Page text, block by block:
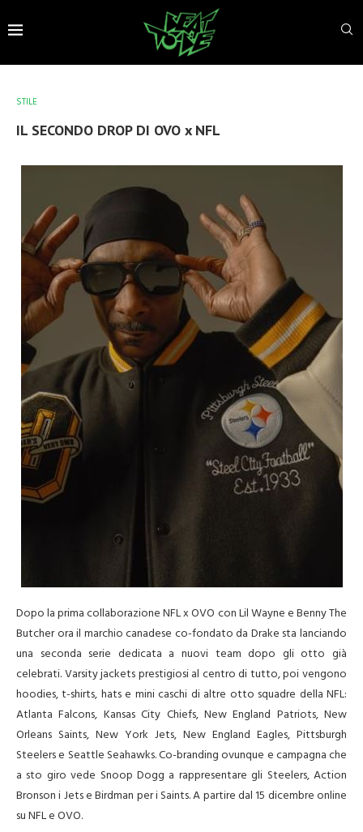
STILE
IL SECONDO DROP DI OVO x NFL
Dopo la prima collaborazione NFL x OVO con Lil Wayne e Benny The
Butcher ora il marchio canadese co-fondato da Drake sta lanciando
una seconda serie dedicata a nuovi team dopo gli otto già
celebrati. Varsity jackets prestigiosi al centro di tutto, poi vengono
hoodies, t-shirts, hats e mini caschi di altre otto squadre della NFL:
Atlanta Falcons, Kansas City Chiefs, New England Patriots, New
Orleans Saints, New York Jets, New England Eagles, Pittsburgh
Steelers e Seattle Seahawks. Co-branding ovunque e campagna che
a sto giro vede Snoop Dogg a rappresentare gli Steelers, Action
Bronson i Jets e Birdman per i Saints. A partire dal 15 dicembre online
su NFL e OVO.